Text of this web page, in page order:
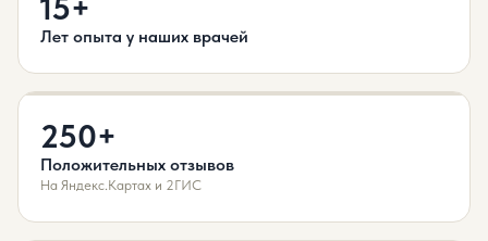
15+
Лет опыта у наших врачей
250+
Положительных отзывов
На Яндекс.Картах и 2ГИС